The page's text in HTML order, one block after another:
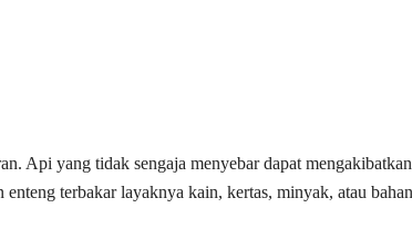
Api yang tidak sengaja menyebar dapat
terbakar layaknya kain, kertas, minyak, atau